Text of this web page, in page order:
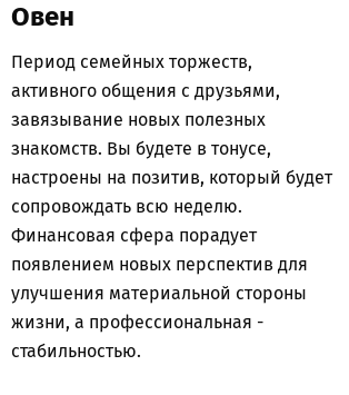
Овен
Период семейных торжеств,
активного общения с друзьями,
завязывание новых полезных
знакомств. Вы будете в тонусе,
настроены на позитив, который будет
сопровождать всю неделю.
Финансовая сфера порадует
появлением новых перспектив для
улучшения материальной стороны
жизни, а профессиональная -
стабильностью.